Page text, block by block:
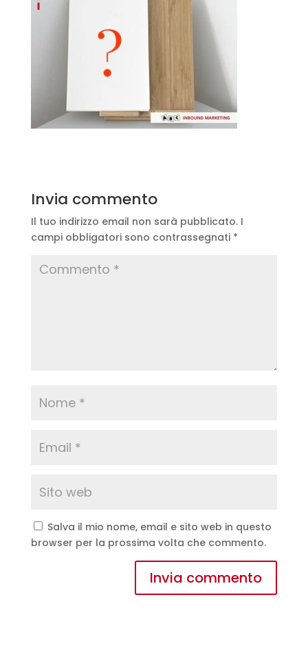
Invia commento
Il tuo indirizzo email non sarà pubblicato. I
campi obbligatori sono contrassegnati *
Salva il mio nome, email e sito web in questo
browser per la prossima volta che commento.